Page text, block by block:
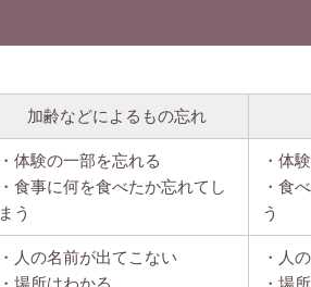
加齢などによるもの忘れ
・体験の一部を忘れる
・食事に何を食べたか忘れてし
まう
・体
・食
う
・人の名前が出てこない
・場所はわかる
・人
・場